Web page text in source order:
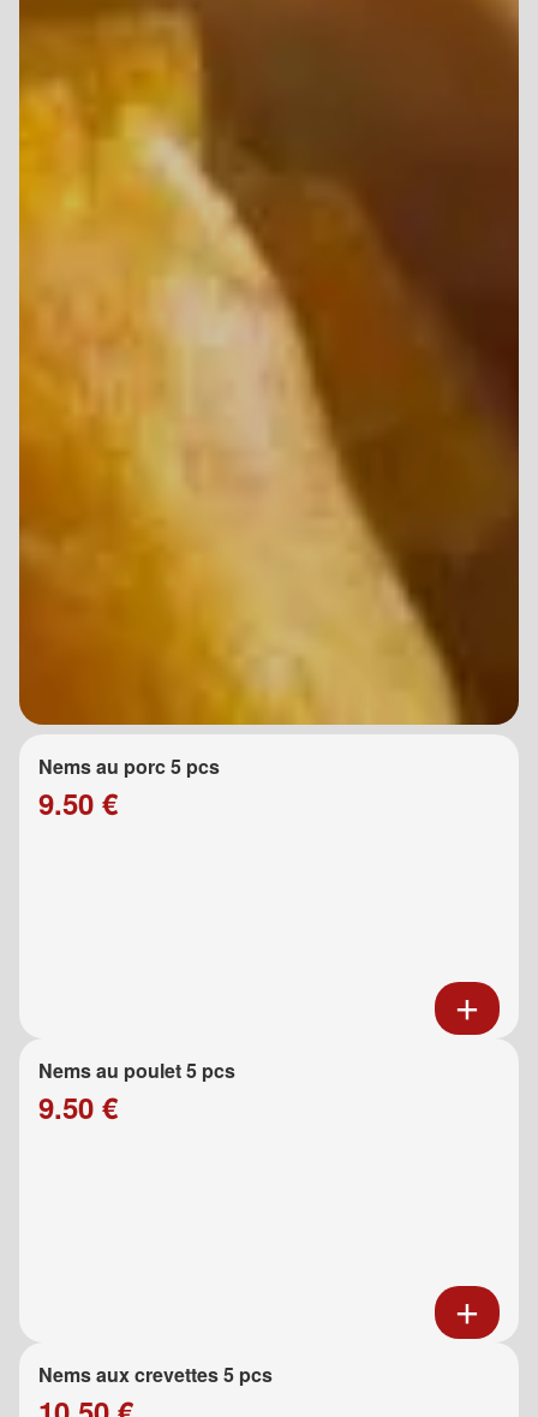
Nems au porc 5 pcs
9.50 €
Nems au poulet 5 pcs
9.50 €
Nems aux crevettes 5 pcs